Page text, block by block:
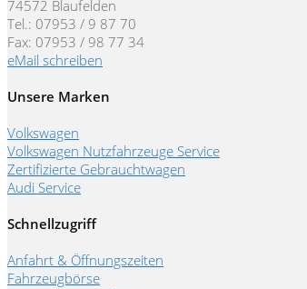
74572 Blaufelden
Tel.: 07953 / 9 87 70
Fax: 07953 / 98 77 34
eMail schreiben
Unsere Marken
Volkswagen
Volkswagen Nutzfahrzeuge Service
Zertifizierte Gebrauchtwagen
Audi Service
Schnellzugriff
Anfahrt & Öffnungszeiten
Fahrzeugbörse